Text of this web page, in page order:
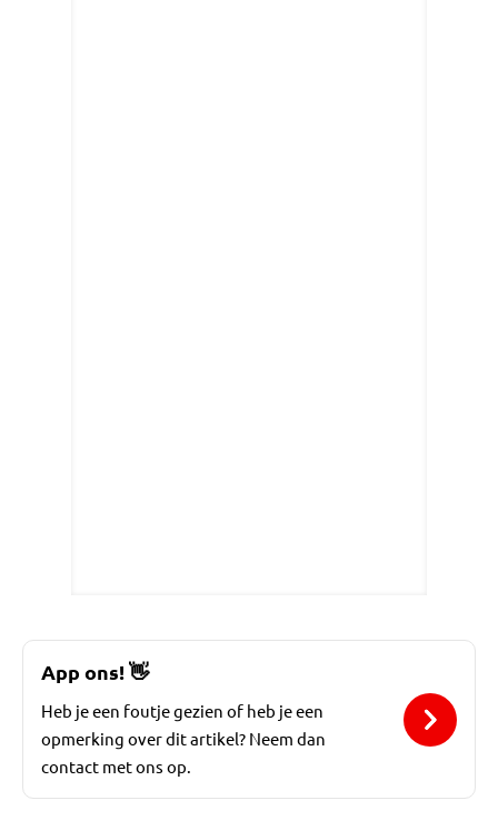
App ons!👋
Heb je een foutje gezien of heb je een
opmerking over dit artikel? Neem dan
contact met ons op.